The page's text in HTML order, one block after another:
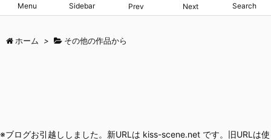
Menu Sidebar Prev Next Search
ホーム > その他の作品から
※ブログお引越ししました。新URLは kiss-scene.net です。旧URLは使